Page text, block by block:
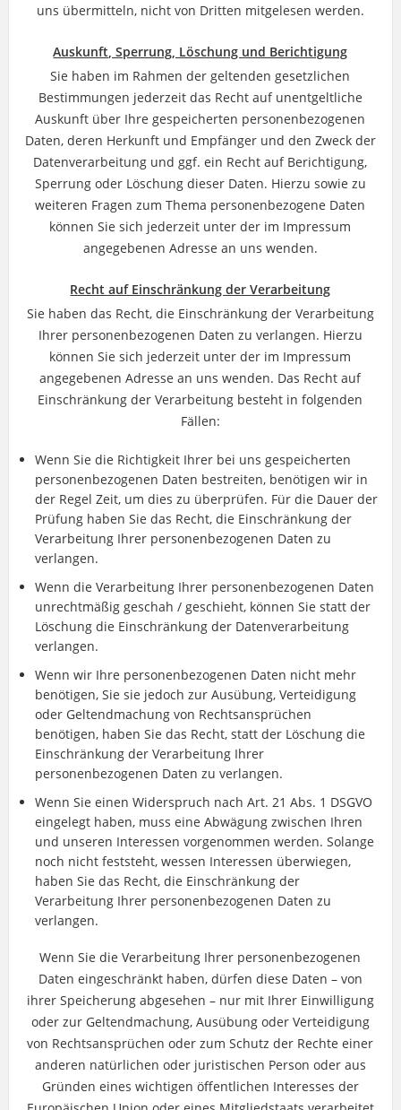
uns übermitteln, nicht von Dritten mitgelesen werden.
Auskunft, Sperrung, Löschung und Berichtigung
Sie haben im Rahmen der geltenden gesetzlichen
Bestimmungen jederzeit das Recht auf unentgeltliche
Auskunft über Ihre gespeicherten personenbezogenen
Daten, deren Herkunft und Empfänger und den Zweck der
Datenverarbeitung und ggf. ein Recht auf Berichtigung,
Sperrung oder Löschung dieser Daten. Hierzu sowie zu
weiteren Fragen zum Thema personenbezogene Daten
können Sie sich jederzeit unter der im Impressum
angegebenen Adresse an uns wenden.
Recht auf Einschränkung der Verarbeitung
Sie haben das Recht, die Einschränkung der Verarbeitung
Ihrer personenbezogenen Daten zu verlangen. Hierzu
können Sie sich jederzeit unter der im Impressum
angegebenen Adresse an uns wenden. Das Recht auf
Einschränkung der Verarbeitung besteht in folgenden
Fällen:
Wenn Sie die Richtigkeit Ihrer bei uns gespeicherten
personenbezogenen Daten bestreiten, benötigen wir in
der Regel Zeit, um dies zu überprüfen. Für die Dauer der
Prüfung haben Sie das Recht, die Einschränkung der
Verarbeitung Ihrer personenbezogenen Daten zu
verlangen.
Wenn die Verarbeitung Ihrer personenbezogenen Daten
unrechtmäßig geschah / geschieht, können Sie statt der
Löschung die Einschränkung der Datenverarbeitung
verlangen.
Wenn wir Ihre personenbezogenen Daten nicht mehr
benötigen, Sie sie jedoch zur Ausübung, Verteidigung
oder Geltendmachung von Rechtsansprüchen
benötigen, haben Sie das Recht, statt der Löschung die
Einschränkung der Verarbeitung Ihrer
personenbezogenen Daten zu verlangen.
Wenn Sie einen Widerspruch nach Art. 21 Abs. 1 DSGVO
eingelegt haben, muss eine Abwägung zwischen Ihren
und unseren Interessen vorgenommen werden. Solange
noch nicht feststeht, wessen Interessen überwiegen,
haben Sie das Recht, die Einschränkung der
Verarbeitung Ihrer personenbezogenen Daten zu
verlangen.
Wenn Sie die Verarbeitung Ihrer personenbezogenen
Daten eingeschränkt haben, dürfen diese Daten – von
ihrer Speicherung abgesehen – nur mit Ihrer Einwilligung
oder zur Geltendmachung, Ausübung oder Verteidigung
von Rechtsansprüchen oder zum Schutz der Rechte einer
anderen natürlichen oder juristischen Person oder aus
Gründen eines wichtigen öffentlichen Interesses der